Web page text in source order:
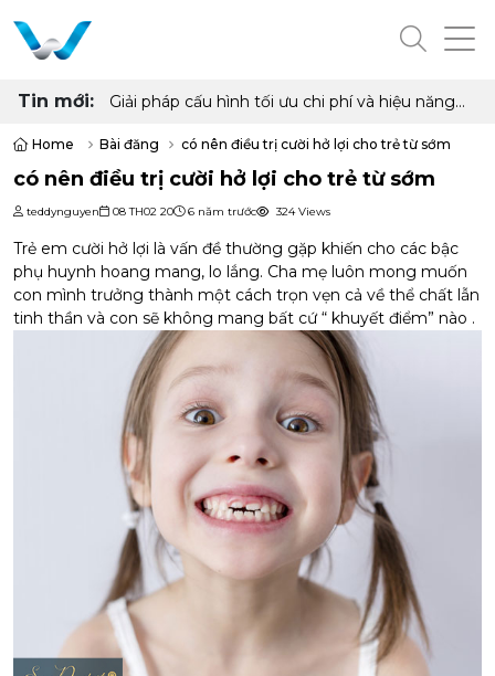
Tin mới:
Giải pháp cấu hình tối ưu chi phí và hiệu năng
5700G, 5700X và Radeon RX 6500XT, 7600
Home Bài đăng có nên điều trị cười hở lợi cho trẻ từ sớm
có nên điều trị cười hở lợi cho trẻ từ sớm
teddynguyen 08 TH02 20 6 năm trước 324 Views
Trẻ em cười hở lợi là vấn đề thường gặp khiến cho các bậc
phụ huynh hoang mang, lo lắng. Cha mẹ luôn mong muốn
con mình trưởng thành một cách trọn vẹn cả về thể chất lẫn
tinh thần và con sẽ không mang bất cứ “ khuyết điểm” nào .